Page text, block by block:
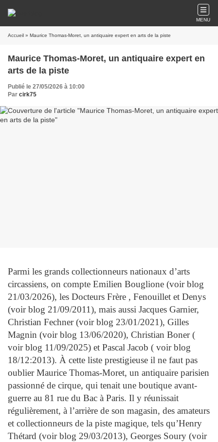
MENU
Accueil » Maurice Thomas-Moret, un antiquaire expert en arts de la piste
Maurice Thomas-Moret, un antiquaire expert en
arts de la piste
Publié le 27/05/2026 à 10:00
Par cirk75
Parmi les grands collectionneurs nationaux d’arts
circassiens, on compte Emilien Bouglione (voir blog
21/03/2026), les Docteurs Frère , Fenouillet et Denys
(voir blog 21/09/2011), mais aussi Jacques Garnier,
Christian Fechner (voir blog 23/01/2021), Gilles
Magnin (voir blog 13/06/2020), Christian Boner (
voir blog 11/09/2025) et Pascal Jacob ( voir blog
18/12:2013). À cette liste prestigieuse il ne faut pas
oublier Maurice Thomas-Moret, un antiquaire parisien
passionné de cirque, qui tenait une boutique avant-
guerre au 81 rue du Bac à Paris. Il y réunissait
régulièrement, à l’arrière de son magasin, des amateurs
et collectionneurs de la piste magique, tels qu’Henry
Thétard (voir blog 29/03/2013), Georges Soury (voir